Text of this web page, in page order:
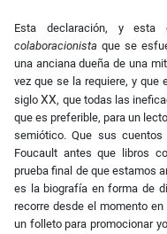
Esta declaración, y esta
colaboracionista que se
una anciana dueña de una
vez que se la requiere, y que
sigloXX, que todas las
que es preferible, para un
semiótico. Que sus cuentos
Foucault antes que libros
prueba final de que estamos
es la biografía en forma de
recorre desde el momento
un folleto para promocionar